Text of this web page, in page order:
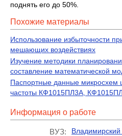
поднять его до 50%.
Похожие материалы
Использование избыточности
мешающих воздействиях
Изучение методики
составление математической
Паспортные данные микросхем
частоты КФ1015ПЛ3А,
Информация о работе
ВУЗ: Владимирский